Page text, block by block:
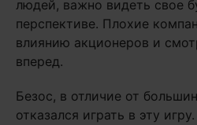
людей, важно видеть свое
перспективе. Плохие
влиянию акционеров и
вперед.
Безос, в отличие от
отказался играть в эту